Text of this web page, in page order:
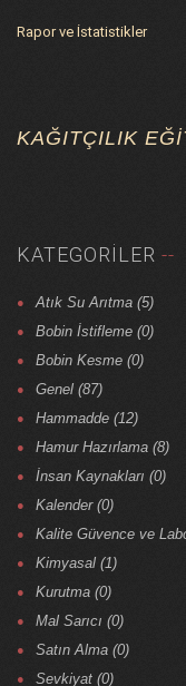
Rapor ve İstatistikler
KAĞITÇILIK
KATEGORILER
Atık Su Arıtma (5)
Bobin İstifleme (0)
Bobin Kesme (0)
Genel (87)
Hammadde (12)
Hamur Hazırlama (8)
İnsan Kaynakları (0)
Kalender (0)
Kalite Güvence ve
Kimyasal (1)
Kurutma (0)
Mal Sarıcı (0)
Satın Alma (0)
Sevkiyat (0)